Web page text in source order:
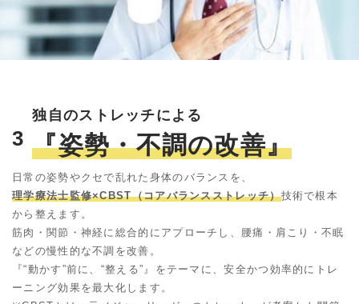
3
独自のストレッチによる
『姿勢・不調の改善』
日常の姿勢やクセで乱れた身体のバランスを、
理学療法士監修×CBST（コアバランスストレッチ）技術で根本
から整えます。
筋肉・関節・神経に総合的にアプローチし、腰痛・肩こり・不眠
などの慢性的な不調を改善。
『“動かす”前に、“整える”』をテーマに、安全かつ効率的にトレ
ーニング効果を最大化します。